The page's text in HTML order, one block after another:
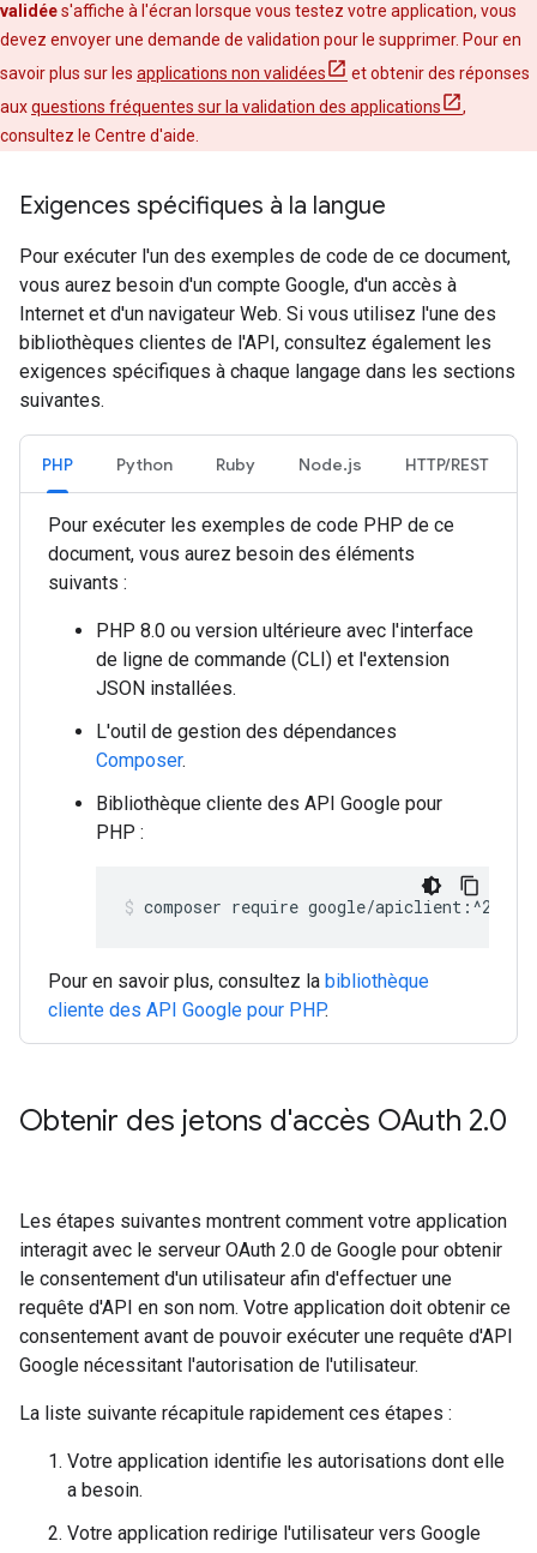
validées'affiche à l'écran lorsque vous testez votre application, vous
devez envoyer une demande de validation pour le supprimer. Pour en
savoir plus sur les applications non validées
et obtenir des réponses
auxquestions fréquentes sur la validation des applications
,
consultez le Centre d'aide.
Exigences spécifiques à la langue
Pour exécuter l'un des exemples de code de ce document,
vous aurez besoin d'un compte Google, d'un accès à
Internet et d'un navigateur Web. Si vous utilisez l'une des
bibliothèques clientes de l'API, consultez également les
exigences spécifiques à chaque langage dans les sections
suivantes.
PHP Python Ruby Node.js HTTP/REST
Pour exécuter les exemples de code PHP de ce
document, vous aurez besoin des éléments
suivants :
PHP 8.0 ou version ultérieure avec l'interface
de ligne de commande (CLI) et l'extension
JSON installées.
L'outil de gestion des dépendances
Composer.
Bibliothèque cliente des API Google pour
PHP :
composer require google/
Pour en savoir plus, consultez la bibliothèque
cliente des API Google pour PHP.
Obtenir des jetons d'accès OAuth 2.0
Les étapes suivantes montrent comment votre application
interagit avec le serveur OAuth 2.0 de Google pour obtenir
le consentement d'un utilisateur afin d'effectuer une
requête d'API en son nom. Votre application doit obtenir ce
consentement avant de pouvoir exécuter une requête d'API
Google nécessitant l'autorisation de l'utilisateur.
La liste suivante récapitule rapidement ces étapes :
Votre application identifie les autorisations dont elle
a besoin.
Votre application redirige l'utilisateur vers Google